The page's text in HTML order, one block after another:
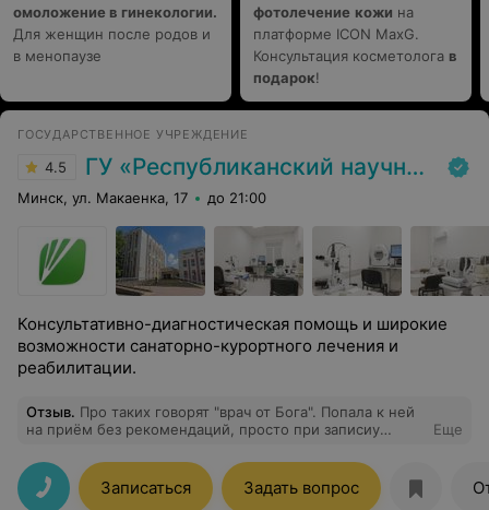
омоложение в гинекологии.
Для женщин после родов и
в менопаузе
фотолечение кожи на
платформе ICON MaxG.
Консультация косметолога в
подарок!
ГОСУДАРСТВЕННОЕ УЧРЕЖДЕНИЕ
4.5 ГУ «Республиканский научно-практический центр медицинской экспертизы и реабилитаци»
Минск, ул. Макаенка, 17 до 21:00
Консультативно-диагностическая помощь и широкие
возможности санаторно-курортного лечения и
реабилитации.
Отзыв. Про таких говорят "врач от Бога". Попала к ней
на приём без рекомендаций, просто при записиу
рекомендую и буду рекомендовать её. Не отмахнулась
и не осталась безучастна к моей аденоме гипофиза, за
что ей очень благодарна. Задавала кучу вопросов, а не
Еще
Записаться Задать вопрос